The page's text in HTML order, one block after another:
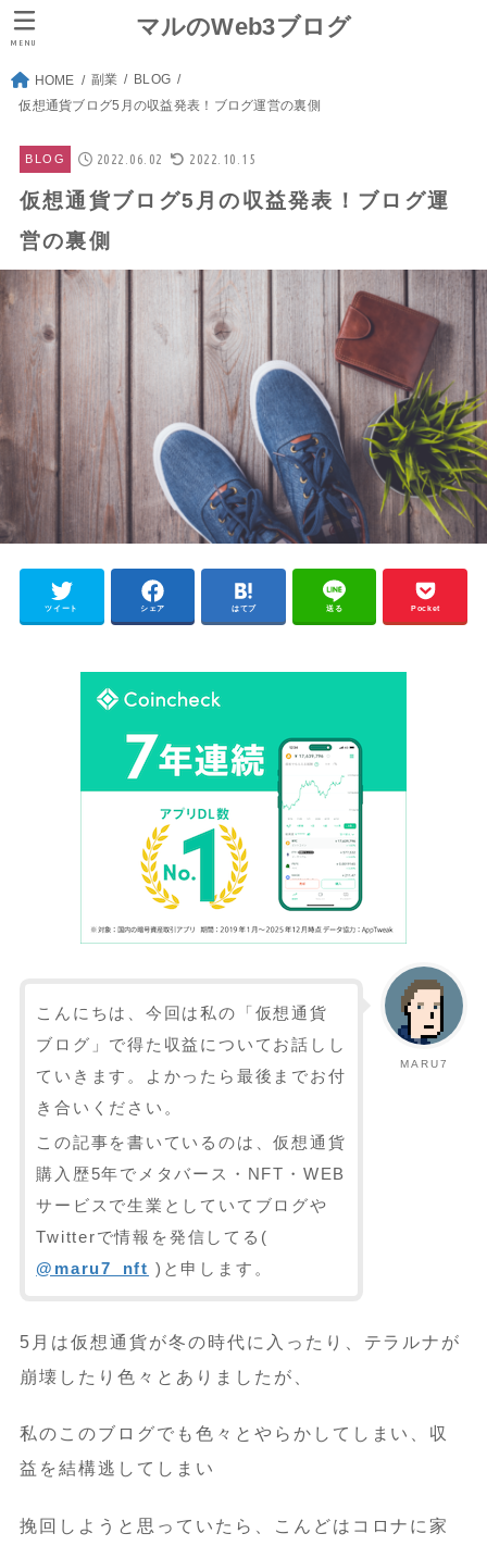
マルのWeb3ブログ
MENU
HOME 副業
BLOG
仮想通貨ブログ5月の収益発表！ブログ運営の裏側
BLOG 2022.06.02 2022.10.15
仮想通貨ブログ5月の収益発表！ブログ運
営の裏側
ツイート シェア はてブ 送る Pocket
MARU7
こんにちは、今回は私の「仮想通貨
ブログ」で得た収益についてお話しし
ていきます。よかったら最後までお付
き合いください。
この記事を書いているのは、仮想通貨
購入歴5年でメタバース・NFT・WEB
サービスで生業としていてブログや
Twitterで情報を発信してる(
@maru7_nft )と申します。
5月は仮想通貨が冬の時代に入ったり、テラルナが
崩壊したり色々とありましたが、
私のこのブログでも色々とやらかしてしまい、収
益を結構逃してしまい
挽回しようと思っていたら、こんどはコロナに家